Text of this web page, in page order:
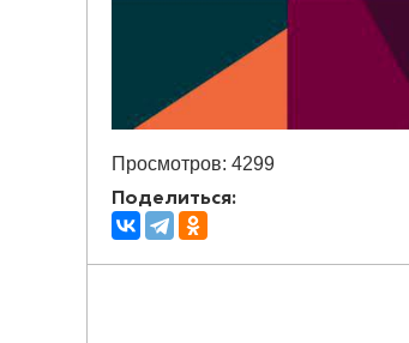
Просмотров: 4299
Поделиться: